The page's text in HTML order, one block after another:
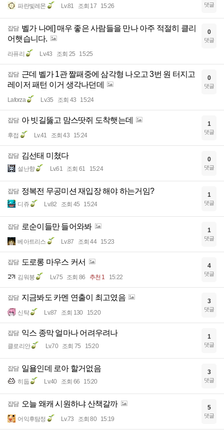
파란빛레몬 Lv.81 조회 17 15:26 댓글
잡담 벨가 나메] 매우 좋은 사람들을 만나 아주 적절히 클리
어햇습니다.
라퓨리 Lv.43 조회 25 15:25
0
댓글
잡담 근데 벨가 1관 짤패중에 삼각형 나오고 3번 원 터지고
레이저 패턴 이거 생각나던데
Laforza Lv.35 조회 43 15:24
0
댓글
잡담 아 빗길뚫고 맘스땃쥐 도착햇는데
후접 Lv.41 조회 43 15:24
1
댓글
잡담 김선태 미쳤다
설난향 Lv.61 조회 61 15:24
0
댓글
잡담 정복전 무공미션 재입장 해야 하는거임?
디쥬 Lv.82 조회 45 15:24
1
댓글
잡담 로순이들만 들어와봐
베아트리스 Lv.87 조회 44 15:23
1
댓글
잡담 도로롱 마우스 커서
김워붕 Lv.75 조회 86 추천 1 15:22
4
댓글
잡담 지금봐도 카멘 연출이 최고였음
신탁 Lv.87 조회 130 15:20
3
댓글
잡담 익스 종막 얼마나 어려우려나
클로리안 Lv.70 조회 75 15:20
1
댓글
잡담 일욜인데 로아 할거없음
히둡 Lv.40 조회 66 15:20
3
댓글
잡담 오늘 왜캐 시원하냐 산책갈까
어익후탐정 Lv.73 조회 80 15:19
5
댓글